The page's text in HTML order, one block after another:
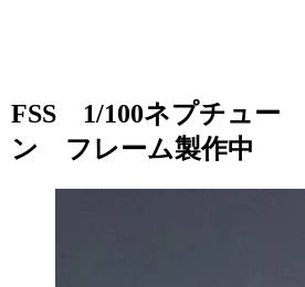
FSS 1/100ネプチュー
ン フレーム製作中